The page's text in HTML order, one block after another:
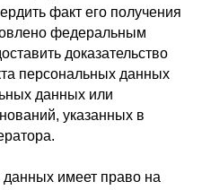
факт его получения
федеральным
доказательство
персональных данных
данных или
указанных в
имеет право на